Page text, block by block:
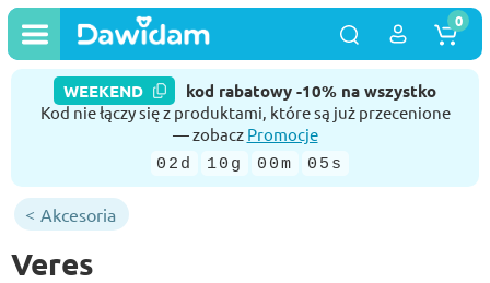
WEEKEND kod rabatowy -10% na wszystko
Kod nie łączy się z produktami, które są już przecenione
— zobacz Promocje
02d 10g 00m 04s
0
Akcesoria
Veres